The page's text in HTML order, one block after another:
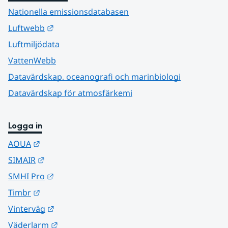
Nationella emissionsdatabasen
Luftwebb
Luftmiljödata
VattenWebb
Datavärdskap, oceanografi och marinbiologi
Datavärdskap för atmosfärkemi
Logga in
AQUA
SIMAIR
SMHI Pro
Timbr
Vinterväg
Väderlarm